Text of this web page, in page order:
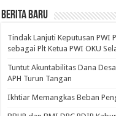
BERITA BARU
Tindak Lanjuti Keputusan PWI
sebagai Plt Ketua PWI OKU
Tuntut Akuntabilitas Dana
APH Turun Tangan
Ikhtiar Memangkas Beban